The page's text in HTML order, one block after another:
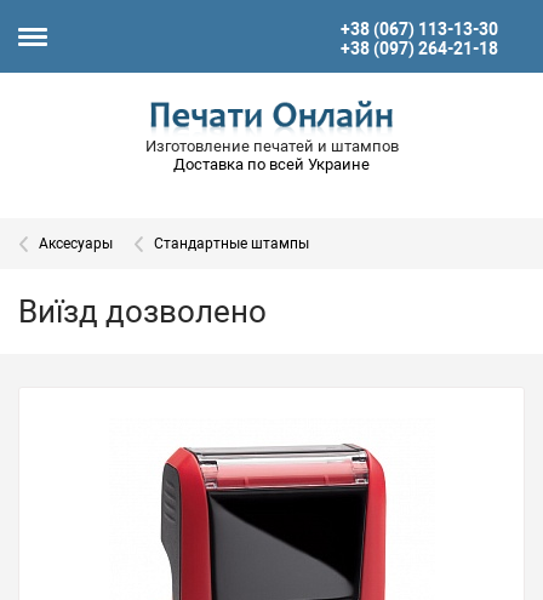
+38 (067) 113-13-30
+38 (097) 264-21-18
Изготовление печатей и штампов
Доставка по всей Украине
Аксесуары Стандартные штампы
Виїзд дозволено